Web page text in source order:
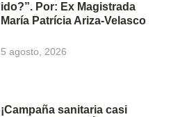
ido?”. Por: Ex Magistrada
María Patrícia Ariza-Velasco
5 agosto, 2026
¡Campaña sanitaria casi